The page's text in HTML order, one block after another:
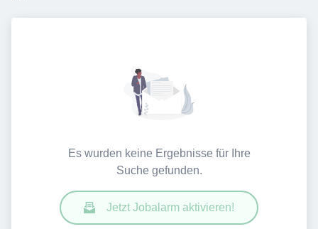
Es wurden keine Ergebnisse für Ihre
Suche gefunden.
Jetzt Jobalarm aktivieren!